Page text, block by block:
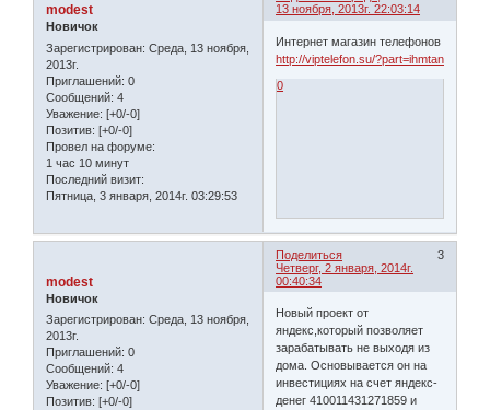
13 ноября, 2013г. 22:03:14
modest
Новичок
Зарегистрирован: Среда, 13 ноября,
2013г.
Приглашений: 0
Сообщений: 4
Уважение: [+0/-0]
Позитив: [+0/-0]
Провел на форуме:
1 час 10 минут
Последний визит:
Пятница, 3 января, 2014г. 03:29:53
Интернет магазин телефонов
http://viptelefon.su/?part=ihmtan
0
Поделиться
3
Четверг, 2 января, 2014г.
00:40:34
modest
Новичок
Зарегистрирован: Среда, 13 ноября,
2013г.
Приглашений: 0
Сообщений: 4
Уважение: [+0/-0]
Позитив: [+0/-0]
Новый проект от
яндекс,который позволяет
зарабатывать не выходя из
дома. Основывается он на
инвестициях на счет яндекс-
денег 410011431271859 и